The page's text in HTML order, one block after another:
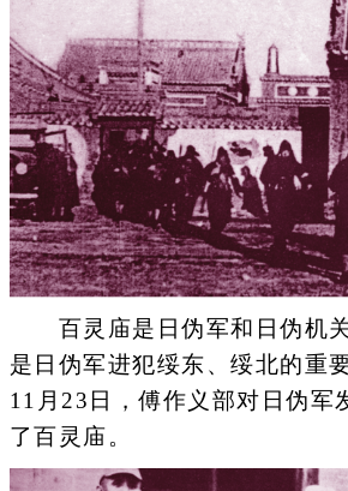
百灵庙是日伪军和日伪机关
是日伪军进犯绥东、绥北的重
11月23日，傅作义部对日伪军
了百灵庙。